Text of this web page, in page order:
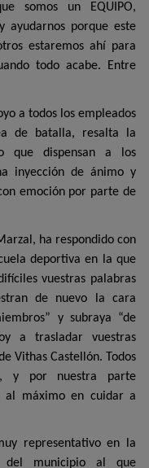
somos un EQUIPO,
ayudarnos porque este
estaremos ahí para
todo acabe. Entre
a todos los empleados
de batalla, resalta la
que dispensan a los
inyección de ánimo y
emoción por parte de
ha respondido con
deportiva en la que
vuestras palabras
de nuevo la cara
y subraya “de
a trasladar vuestras
Vithas Castellón. Todos
y por nuestra parte
al máximo en cuidar a
representativo en la
del municipio al que